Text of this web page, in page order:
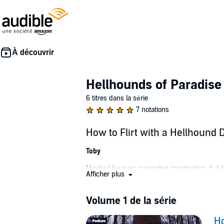
Hellhounds of
6 titres dans la série
7 notations
How to Flirt with a Hellhound
Toby
Maybe I have an overactive imagination,
wound? Yeah, ok, so I asked, but it was
own stalker (and not the cute harmless
Afficher plus
Volume 1 de la série